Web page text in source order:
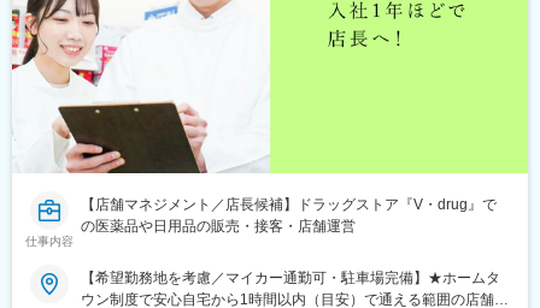
駅、奥田中学校前駅、越中荏原駅、越中大門駅、氷見駅、西加積
駅、西滑川駅、油田駅、クロスベイ前駅、新高岡駅、越中国分
駅、戸出駅、高岡やぶなみ駅、片原町駅(富山県)、東三日市駅、菰
野駅、植大駅、徳永駅、上島駅、浜松駅、遠州西ケ崎駅、西焼津
駅、藤枝駅、入江岡駅、清水駅(静岡県)、御門台駅、新静岡駅、安
倍川駅、静岡駅、小泉駅、多治見駅、根本駅、西岐阜駅、切通
駅、岐阜駅、細畑駅、柳津駅(岐阜県)、蘇原駅、西笠松駅、岐南
駅、名鉄岐阜駅、笠寺駅、小田井駅、運動公園前駅(愛知県)、四郷
本駅、新可児駅、美濃川合駅、西可児駅、可児駅、各務原市役所
前駅、那加駅、新加納駅、名電各務原駅、鵜沼宿駅、土岐市駅、
前平公園駅、美濃太田駅、松森駅、洲原駅、吹田駅(阪急線)、陸前
白沢駅、関下有知駅、関駅(岐阜県)、高山駅、瀬上駅、飛騨一ノ宮
仕事内容
【店舗マネジメント／店長候補】ドラッグストア『V・drug』で
の医薬品や日用品の販売・接客・店舗運営
【希望勤務地を考慮／マイカー通勤可・駐車場完備】★ホームタ
ウン制度で安心自宅から1時間以内（目安）で通える範囲の店舗へ